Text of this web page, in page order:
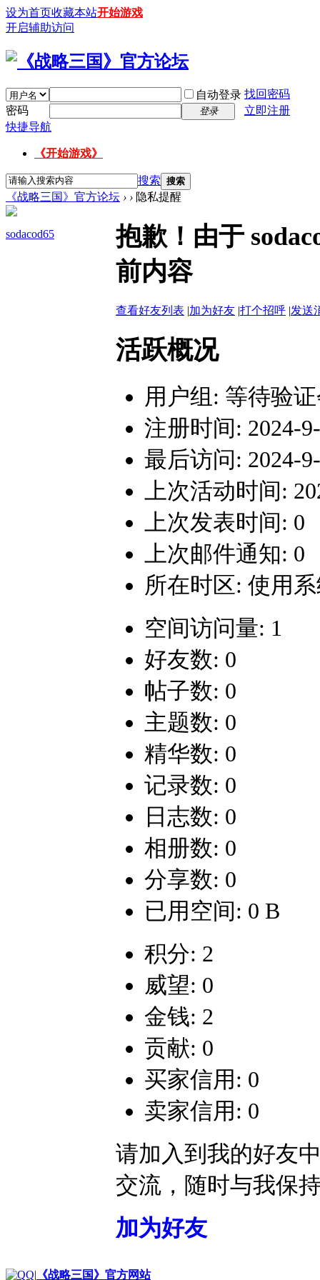
设为首页收藏本站开始游戏
开启辅助访问
自动登录 找回密码
密码
登录
立即注册
快捷导航
《开始游戏》
搜索 搜索
《战略三国》官方论坛 › › 隐私提醒
sodacod65
抱歉！由于
前内容
查看好友列表 |加为好友 |打个招呼 |发送
活跃概况
用户组: 等待验
注册时间: 2024-
最后访问: 2024-
上次活动时间:
上次发表时间: 0
上次邮件通知: 0
所在时区: 使用
空间访问量: 1
好友数: 0
帖子数: 0
主题数: 0
精华数: 0
记录数: 0
日志数: 0
相册数: 0
分享数: 0
已用空间: 0 B
积分: 2
威望: 0
金钱: 2
贡献: 0
买家信用: 0
卖家信用: 0
请加入到我的好友
交流，随时与我保
加为好友
| 《战略三国》官方网站